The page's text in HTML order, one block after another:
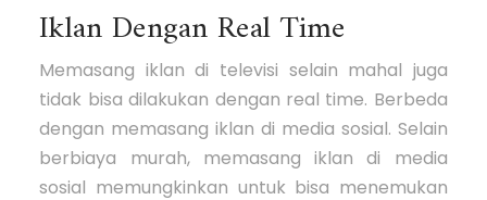
Iklan Dengan Real Time
Memasang iklan di televisi selain mahal juga
tidak bisa dilakukan dengan real time. Berbeda
dengan memasang iklan di media sosial. Selain
berbiaya murah, memasang iklan di media
sosial memungkinkan untuk bisa menemukan